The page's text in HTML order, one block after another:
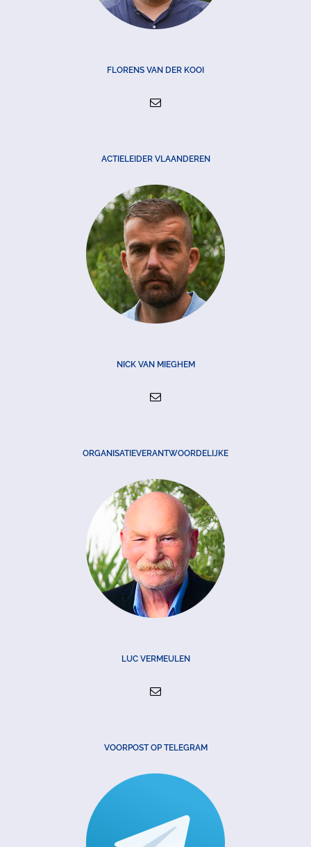
FLORENS VAN DER KOOI
ACTIELEIDER VLAANDEREN
NICK VAN MIEGHEM
ORGANISATIEVERANTWOORDELIJKE
LUC VERMEULEN
VOORPOST OP TELEGRAM